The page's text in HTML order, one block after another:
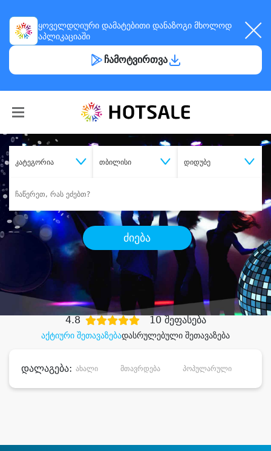
ყოველდღიური დამატებითი დანაზოგი მხოლოდ
აპლიკაციაში
ჩამოტვირთვა
კატეგორია თბილისი დიდუბე
ძიება
შეიძინე
სასურველი მომსახურება
დიდი დანაზოგით
აქტიური შეთავაზებადასრულებული შეთავაზება
4.8 10 შეფასება
დალაგება: ახალი მთავრდება პოპულარული